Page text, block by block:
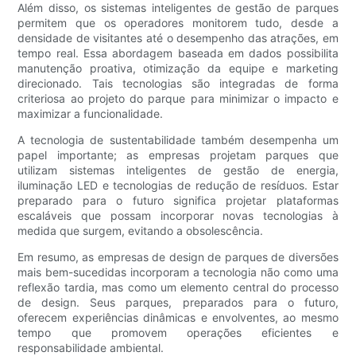
Além disso, os sistemas inteligentes de gestão de parques
permitem que os operadores monitorem tudo, desde a
densidade de visitantes até o desempenho das atrações, em
tempo real. Essa abordagem baseada em dados possibilita
manutenção proativa, otimização da equipe e marketing
direcionado. Tais tecnologias são integradas de forma
criteriosa ao projeto do parque para minimizar o impacto e
maximizar a funcionalidade.
A tecnologia de sustentabilidade também desempenha um
papel importante; as empresas projetam parques que
utilizam sistemas inteligentes de gestão de energia,
iluminação LED e tecnologias de redução de resíduos. Estar
preparado para o futuro significa projetar plataformas
escaláveis ​​que possam incorporar novas tecnologias à
medida que surgem, evitando a obsolescência.
Em resumo, as empresas de design de parques de diversões
mais bem-sucedidas incorporam a tecnologia não como uma
reflexão tardia, mas como um elemento central do processo
de design. Seus parques, preparados para o futuro,
oferecem experiências dinâmicas e envolventes, ao mesmo
tempo que promovem operações eficientes e
responsabilidade ambiental.